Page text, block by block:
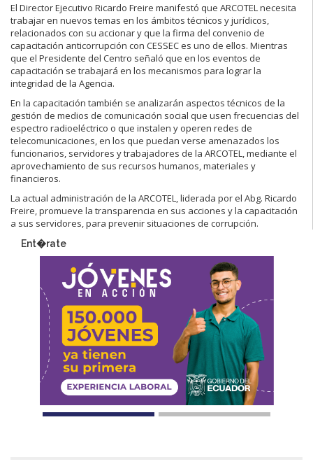
El Director Ejecutivo Ricardo Freire manifestó que ARCOTEL necesita
trabajar en nuevos temas en los ámbitos técnicos y jurídicos,
relacionados con su accionar y que la firma del convenio de
capacitación anticorrupción con CESSEC es uno de ellos. Mientras
que el Presidente del Centro señaló que en los eventos de
capacitación se trabajará en los mecanismos para lograr la
integridad de la Agencia.
En la capacitación también se analizarán aspectos técnicos de la
gestión de medios de comunicación social que usen frecuencias del
espectro radioeléctrico o que instalen y operen redes de
telecomunicaciones, en los que puedan verse amenazados los
funcionarios, servidores y trabajadores de la ARCOTEL, mediante el
aprovechamiento de sus recursos humanos, materiales y
financieros.
La actual administración de la ARCOTEL, liderada por el Abg. Ricardo
Freire, promueve la transparencia en sus acciones y la capacitación
a sus servidores, para prevenir situaciones de corrupción.
Ent�rate